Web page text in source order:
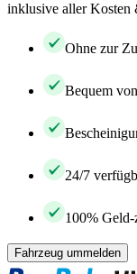
inklusive aller Kosten
Ohne zur
Bequem
24/7
100%
Fahrzeug ummelden